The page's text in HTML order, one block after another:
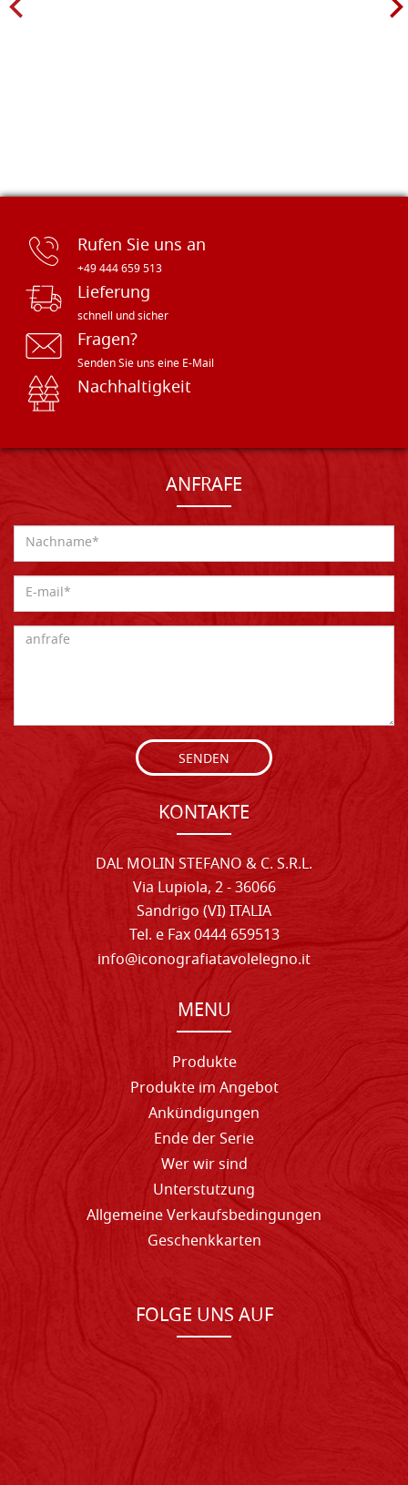
Rufen Sie uns an
+49 444 659 513
Lieferung
schnell und sicher
Fragen?
Senden Sie uns eine E-Mail
Nachhaltigkeit
ANFRAFE
SENDEN
KONTAKTE
DAL MOLIN STEFANO & C. S.R.L.
Via Lupiola, 2 - 36066
Sandrigo (VI) ITALIA
Tel. e Fax 0444 659513
info@iconografiatavolelegno.it
MENU
Produkte
Produkte im Angebot
Ankündigungen
Ende der Serie
Wer wir sind
Unterstutzung
Allgemeine Verkaufsbedingungen
Geschenkkarten
FOLGE UNS AUF